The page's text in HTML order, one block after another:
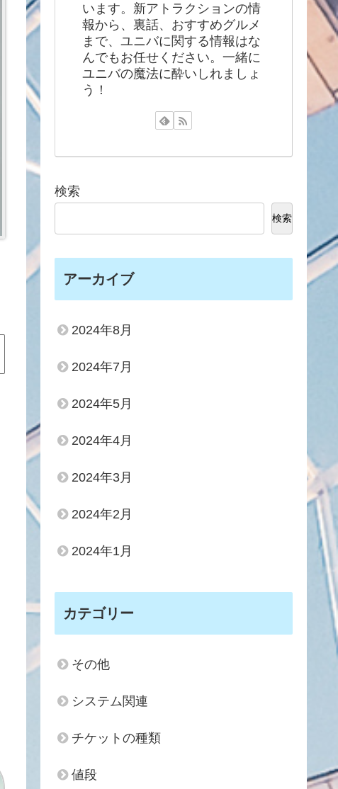
います。新アトラクションの情
報から、裏話、おすすめグルメ
まで、ユニバに関する情報はな
んでもお任せください。一緒に
ユニバの魔法に酔いしれましょ
う！
検索
検索
アーカイブ
2024年8月
2024年7月
2024年5月
2024年4月
2024年3月
2024年2月
2024年1月
カテゴリー
その他
システム関連
チケットの種類
値段